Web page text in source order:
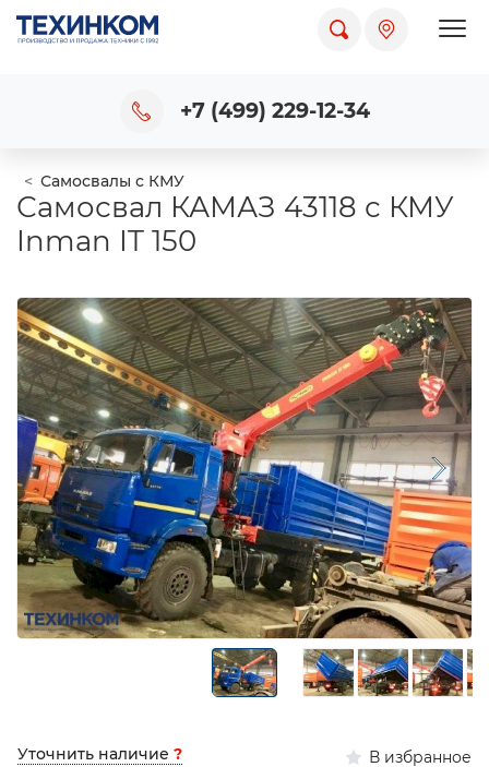
+7 (499) 229-12-34
Самосвалы с КМУ
Самосвал КАМАЗ 43118 с КМУ
Inman IT 150
Уточнить наличие ? В избранное